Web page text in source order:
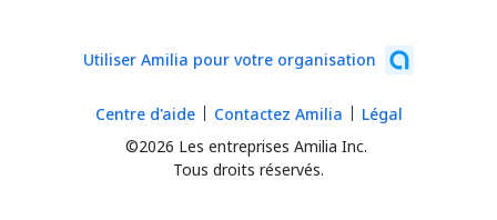
Utiliser Amilia pour votre organisation
©2026 Les entreprises Amilia Inc.
Tous droits réservés.
Centre d'aide Contactez Amilia Légal